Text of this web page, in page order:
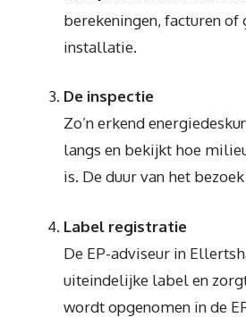
berekeningen, facturen of
installatie.
De inspectie
Zo’n erkend
langs en bekijkt hoe
is. De duur van het
Label registratie
De EP-adviseur in
uiteindelijke label en
wordt opgenomen in de